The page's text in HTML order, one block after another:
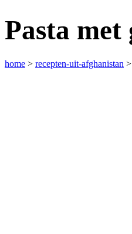
Pasta met
home > recepten-uit-afghanistan >